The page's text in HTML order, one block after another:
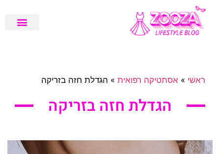
ראשי » אסתטיקה רפואית » הגדלת חזה בזריקה
הגדלת חזה בזריקה